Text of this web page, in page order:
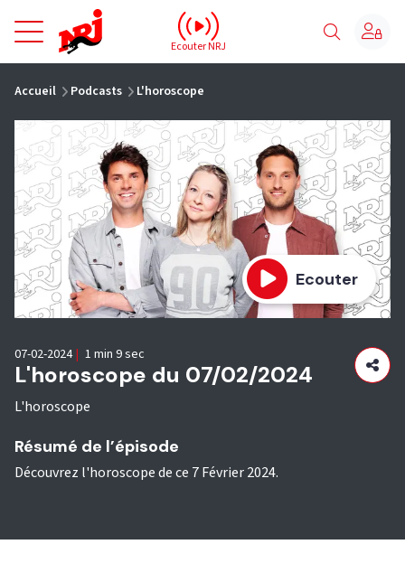
NRJ - Accueil
Ecouter NRJ
Accueil Podcasts L'horoscope
Ecouter
L'horoscope du 07/02/2024
L'horoscope
07-02-2024 | 1 min 9 sec
Résumé de l’épisode
Découvrez l'horoscope de ce 7 Février 2024.